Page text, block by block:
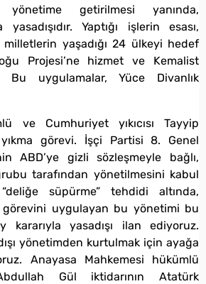
getirilmesi yanında,
Yaptığı işlerin esası,
milletlerin yaşadığı 24 ülkeyi hedef
Projesi’ne hizmet ve Kemalist
Bu uygulamalar, Yüce Divanlık
ve Cumhuriyet yıkıcısı Tayyip
yıkma görevi. İşçi Partisi 8. Genel
ABD’ye gizli sözleşmeyle bağlı,
tarafından yönetilmesini kabul
süpürme” tehdidi altında,
görevini uygulayan bu yönetimi bu
kararıyla yasadışı ilan ediyoruz.
yönetimden kurtulmak için ayağa
Anayasa Mahkemesi hükümlü
Gül iktidarının Atatürk